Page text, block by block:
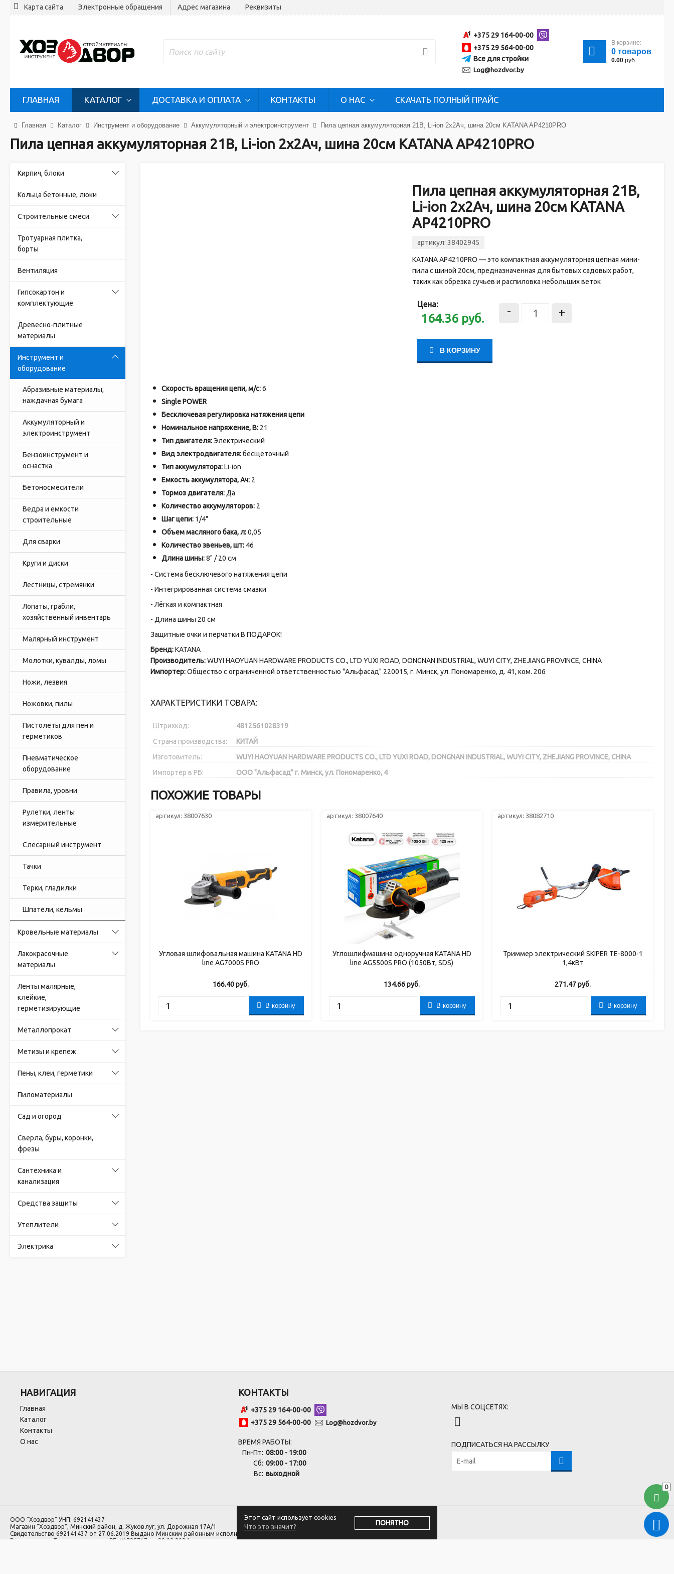
Карта сайта Электронные обращения Адрес магазина Реквизиты
+375 29 164-00-00
+375 29 564-00-00
Все для стройки
Log@hozdvor.by
В корзине:
0 товаров
0.00 руб
ГЛАВНАЯ КАТАЛОГ ДОСТАВКА И ОПЛАТА КОНТАКТЫ О НАС СКАЧАТЬ ПОЛНЫЙ ПРАЙС
Главная Каталог Инструмент и оборудование Аккумуляторный и электроинструмент Пила цепная аккумуляторная 21В, Li-ion 2x2Ач, шина 20см KATANA AP4210PRO
Пила цепная аккумуляторная 21В, Li-ion 2x2Ач, шина 20см KATANA AP4210PRO
Кирпич, блоки
Кольца бетонные, люки
Строительные смеси
Тротуарная плитка,
борты
Вентиляция
Гипсокартон и
комплектующие
Древесно-плитные
материалы
Инструмент и
оборудование
Абразивные материалы,
наждачная бумага
Аккумуляторный и
электроинструмент
Бензоинструмент и
оснастка
Бетоносмесители
Ведра и емкости
строительные
Для сварки
Круги и диски
Лестницы, стремянки
Лопаты, грабли,
хозяйственный инвентарь
Малярный инструмент
Молотки, кувалды, ломы
Ножи, лезвия
Ножовки, пилы
Пистолеты для пен и
герметиков
Пневматическое
оборудование
Правила, уровни
Рулетки, ленты
измерительные
Слесарный инструмент
Тачки
Терки, гладилки
Шпатели, кельмы
Кровельные материалы
Лакокрасочные
материалы
Ленты малярные,
клейкие,
герметизирующие
Металлопрокат
Метизы и крепеж
Пены, клеи, герметики
Пиломатериалы
Сад и огород
Сверла, буры, коронки,
фрезы
Сантехника и
канализация
Средства защиты
Утеплители
Электрика
Пила цепная аккумуляторная 21В,
Li-ion 2x2Ач, шина 20см KATANA
AP4210PRO
артикул:38402945
KATANA AP4210PRO — это компактная аккумуляторная цепная мини-
пила с шиной 20см, предназначенная для бытовых садовых работ,
таких как обрезка сучьев и распиловка небольших веток
Цена:
164.36 руб.
- +
В КОРЗИНУ
Скорость вращения цепи, м/с:6
Single POWER
Бесключевая регулировка натяжения цепи
Номинальное напряжение, В: 21
Тип двигателя:Электрический
Вид электродвигателя:бесщеточный
Тип аккумулятора:Li-ion
Емкость аккумулятора, Ач: 2
Тормоз двигателя:Да
Количество аккумуляторов: 2
Шаг цепи: 1/4"
Объем масляного бака, л:0,05
Количество звеньев, шт: 46
Длина шины:8" / 20 см
- Система бесключевого натяжения цепи
- Интегрированная система смазки
- Лёгкая и компактная
- Длина шины 20 см
Защитные очки и перчатки В ПОДАРОК!
Бренд:KATANA
Производитель:WUYI HAOYUAN HARDWARE PRODUCTS CO., LTD YUXI ROAD, DONGNAN INDUSTRIAL, WUYI CITY, ZHEJIANG PROVINCE, CHINA
Импортер:Общество с ограниченной ответственностью "Альфасад" 220015, г. Минск, ул. Пономаренко, д. 41, ком. 206
ХАРАКТЕРИСТИКИ ТОВАРА:
Штрихкод:
4812561028319
Страна производства:
КИТАЙ
Изготовитель:
WUYI HAOYUAN HARDWARE PRODUCTS CO., LTD YUXI ROAD, DONGNAN INDUSTRIAL, WUYI CITY, ZHEJIANG PROVINCE, CHINA
Импортер в РБ:
ООО "Альфасад" г. Минск, ул. Пономаренко, 4
ПОХОЖИЕ ТОВАРЫ
артикул: 38007630
Угловая шлифовальная машина KATANA HD
line AG7000S PRO
166.40руб.
В корзину
артикул: 38007640
Углошлифмашина одноручная KATANA HD
line AG5500S PRO (1050Вт, SDS)
134.66руб.
В корзину
артикул: 38082710
Триммер электрический SKIPER TE-8000-1
1,4кВт
271.47руб.
В корзину
0
Этот сайт использует cookies
Что это значит?
ПОНЯТНО
НАВИГАЦИЯ
Главная
Каталог
Контакты
О нас
КОНТАКТЫ
+375 29 164-00-00
+375 29 564-00-00
Log@hozdvor.by
ВРЕМЯ РАБОТЫ:
Пн-Пт: 08:00 - 19:00
Сб: 09:00 - 17:00
Вс: выходной
МЫ В СОЦСЕТЯХ:
ПОДПИСАТЬСЯ НА РАССЫЛКУ
ООО "Хоздвор" УНП: 692141437
Магазин "Хоздвор", Минский район, д. Жуков луг, ул. Дорожная 17А/1
Свидетельство 692141437 от 27.06.2019 Выдано Минским районным исполнительным комитетом.
Регистрация в Торговом реестре РБ: №725717 от 28.08.2024.